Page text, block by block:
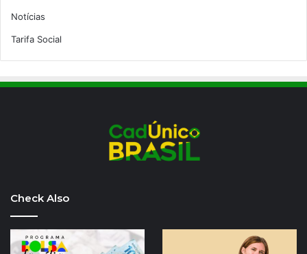
Notícias
Tarifa Social
Check Also